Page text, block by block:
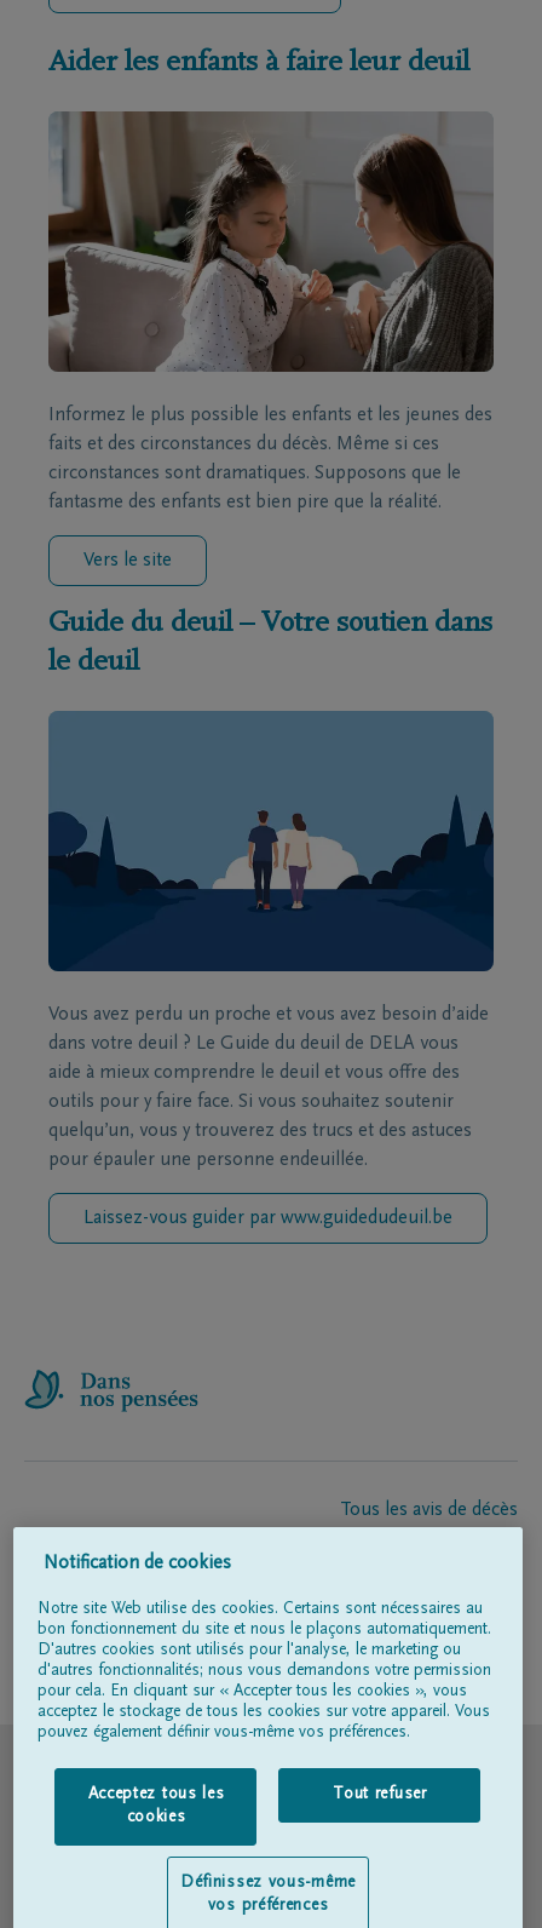
Aider les enfants à faire leur deuil
Informez le plus possible les enfants et les jeunes des
faits et des circonstances du décès. Même si ces
circonstances sont dramatiques. Supposons que le
fantasme des enfants est bien pire que la réalité.
Vers le site
Guide du deuil – Votre soutien dans
le deuil
Vous avez perdu un proche et vous avez besoin d’aide
dans votre deuil ? Le Guide du deuil de DELA vous
aide à mieux comprendre le deuil et vous offre des
outils pour y faire face. Si vous souhaitez soutenir
quelqu’un, vous y trouverez des trucs et des astuces
pour épauler une personne endeuillée.
Laissez-vous guider par www.guidedudeuil.be
Tous les avis de décès
Entrepreneur de pompes funèbres
Suivez-nous sur
Conditions d'utilisation
Déclaration relative à la vie privée
Déclaration d’accessibilité
Notification de cookies
Notre site Web utilise des cookies. Certains sont nécessaires au
bon fonctionnement du site et nous le plaçons automatiquement.
D'autres cookies sont utilisés pour l'analyse, le marketing ou
d'autres fonctionnalités; nous vous demandons votre permission
pour cela. En cliquant sur « Accepter tous les cookies », vous
acceptez le stockage de tous les cookies sur votre appareil. Vous
pouvez également définir vous-même vos préférences.
Acceptez tous les
cookies
Tout refuser
Définissez vous-même
vos préférences